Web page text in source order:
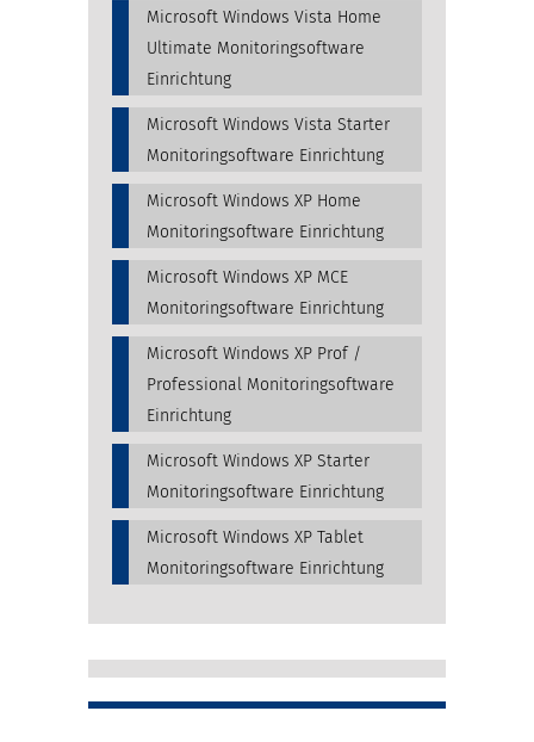
Microsoft Windows Vista Home
Ultimate Monitoringsoftware
Einrichtung
Microsoft Windows Vista Starter
Monitoringsoftware Einrichtung
Microsoft Windows XP Home
Monitoringsoftware Einrichtung
Microsoft Windows XP MCE
Monitoringsoftware Einrichtung
Microsoft Windows XP Prof /
Professional Monitoringsoftware
Einrichtung
Microsoft Windows XP Starter
Monitoringsoftware Einrichtung
Microsoft Windows XP Tablet
Monitoringsoftware Einrichtung